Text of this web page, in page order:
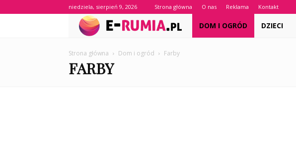
niedziela, sierpień 9, 2026 Strona główna O nas Reklama Kontakt
DOM I OGRÓD DZIECI
Strona główna Dom i ogród Farby
FARBY